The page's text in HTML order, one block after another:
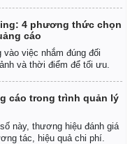
vàng
dùng
giá
4 phương thức chọn
cáo
vào việc nhắm đúng đối
và thời điểm để tối ưu.
cáo trong trình quản lý
này, thương hiệu đánh giá
tác, hiệu quả chi phí.